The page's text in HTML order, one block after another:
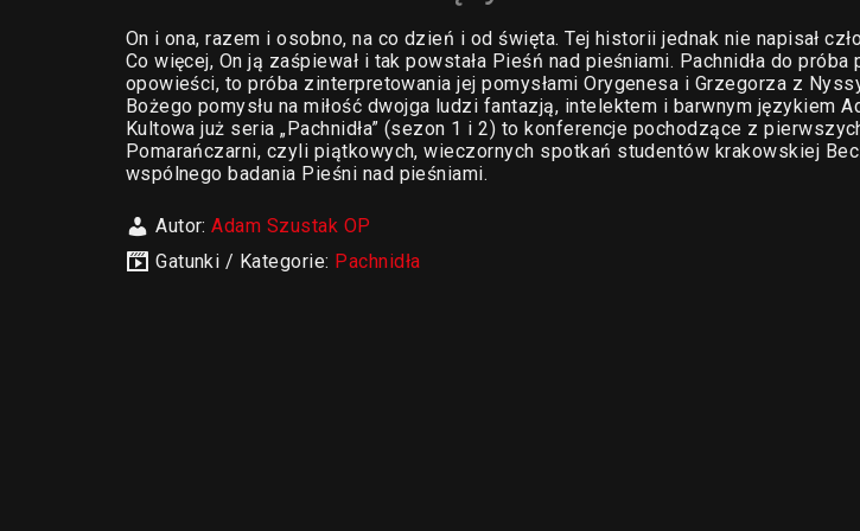
On i ona, razem i osobno, na co dzień i od święta. Tej historii jednak nie napisał
Co więcej, On ją zaśpiewał i tak powstała Pieśń nad pieśniami. Pachnidła do próba
opowieści, to próba zinterpretowania jej pomysłami Orygenesa i Grzegorza z
Bożego pomysłu na miłość dwojga ludzi fantazją, intelektem i barwnym językiem
Kultowa już seria „Pachnidła” (sezon 1 i 2) to konferencje pochodzące z
Pomarańczarni, czyli piątkowych, wieczornych spotkań studentów krakowskiej
wspólnego badania Pieśni nad pieśniami.
Autor:Adam Szustak OP
Gatunki / Kategorie: Pachnidła